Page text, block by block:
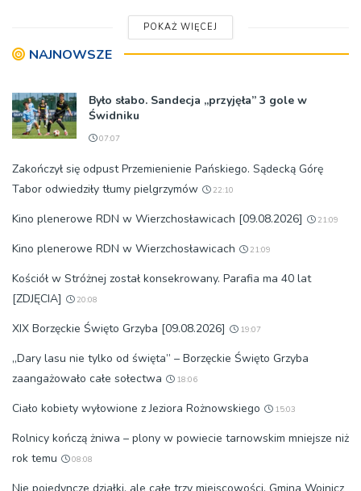
POKAŻ WIĘCEJ
NAJNOWSZE
Było słabo. Sandecja „przyjęła” 3 gole w
Świdniku
07:07
Zakończył się odpust Przemienienie Pańskiego. Sądecką Górę
Tabor odwiedziły tłumy pielgrzymów
22:10
Kino plenerowe RDN w Wierzchosławicach [09.08.2026] 21:09
Kino plenerowe RDN w Wierzchosławicach 21:09
Kościół w Stróżnej został konsekrowany. Parafia ma 40 lat
[ZDJĘCIA]
20:08
XIX Borzęckie Święto Grzyba [09.08.2026] 19:07
„Dary lasu nie tylko od święta” – Borzęckie Święto Grzyba
zaangażowało całe sołectwa
18:06
Ciało kobiety wyłowione z Jeziora Rożnowskiego 15:03
Rolnicy kończą żniwa – plony w powiecie tarnowskim mniejsze niż
rok temu
08:08